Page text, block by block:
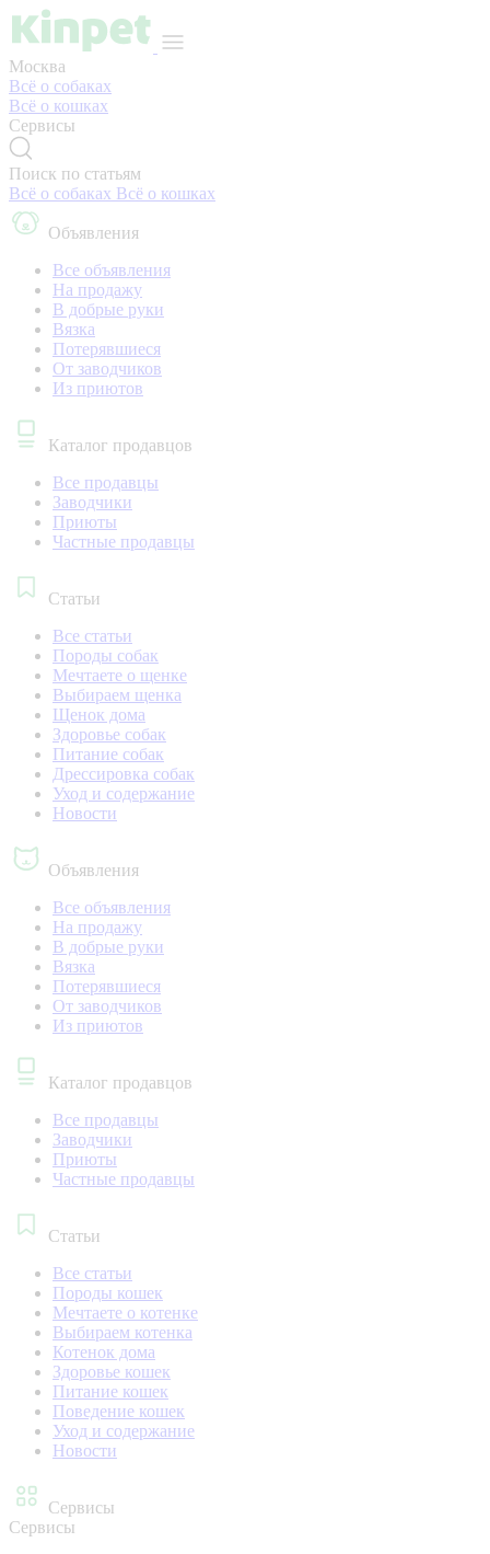
Москва
Всё о собаках
Всё о кошках
Сервисы
Поиск по статьям
Всё о собаках Всё о кошках
Объявления
Все объявления
На продажу
В добрые руки
Вязка
Потерявшиеся
От заводчиков
Из приютов
Каталог продавцов
Все продавцы
Заводчики
Приюты
Частные продавцы
Статьи
Все статьи
Породы собак
Мечтаете о щенке
Выбираем щенка
Щенок дома
Здоровье собак
Питание собак
Дрессировка собак
Уход и содержание
Новости
Объявления
Все объявления
На продажу
В добрые руки
Вязка
Потерявшиеся
От заводчиков
Из приютов
Каталог продавцов
Все продавцы
Заводчики
Приюты
Частные продавцы
Статьи
Все статьи
Породы кошек
Мечтаете о котенке
Выбираем котенка
Котенок дома
Здоровье кошек
Питание кошек
Поведение кошек
Уход и содержание
Новости
Сервисы
Сервисы